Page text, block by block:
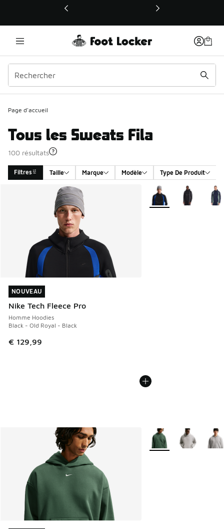
Ce lien ouvrira une nouvelle fenêtre
Page d'accueil
Tous les Sweats Fila
100 résultats
Filtres Taille Marque Modèle Type De Produit
Search Results
NOUVEAU
Nike Tech Fleece Pro
Homme Hoodies
Black - Old Royal - Black
€ 129,99
NOUVEAU
Plus de couleurs
Plus de couleurs